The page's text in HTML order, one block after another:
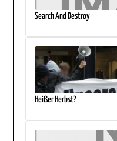
Search And Destroy
Heißer Herbst?